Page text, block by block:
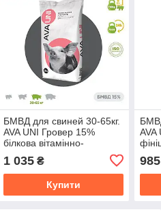
БМВД для свиней 30-65кг.
AVA UNI Гровер 15%
білкова вітамінно-
мінеральна добавка для
свиней
1 035₴
Купити
AVA
985